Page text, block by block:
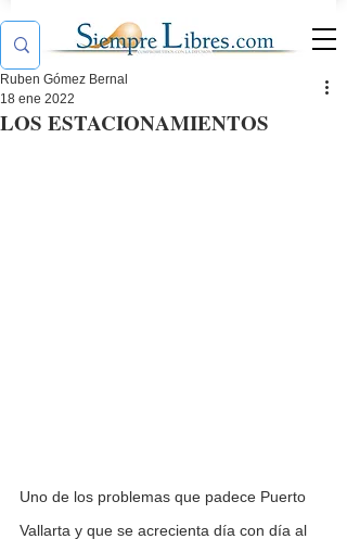
LOS ESTACIONAMIENTOS
Ruben Gómez Bernal
18 ene 2022
Uno de los problemas que padece Puerto
Vallarta y que se acrecienta día con día al